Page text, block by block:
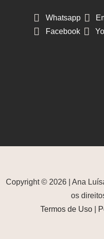
Whatsapp
Facebook
Copyright © 2026 | Ana
os
Termos de Uso|